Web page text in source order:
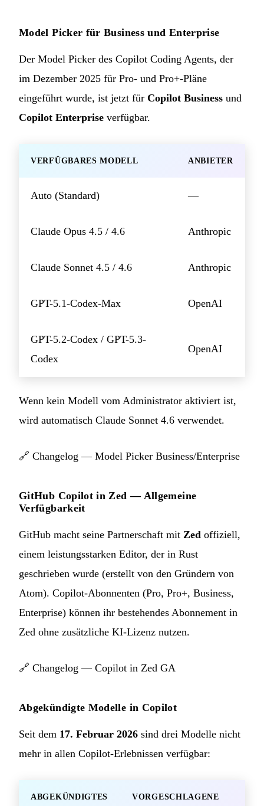
Model Picker für Business und Enterprise
Der Model Picker des Copilot Coding Agents, der
im Dezember 2025 für Pro- und Pro+-Pläne
eingeführt wurde, ist jetzt für Copilot Business und
Copilot Enterprise verfügbar.
VERFÜGBARES MODELL ANBIETER
Auto (Standard) —
Claude Opus 4.5 / 4.6 Anthropic
Claude Sonnet 4.5 / 4.6 Anthropic
GPT-5.1-Codex-Max OpenAI
GPT-5.2-Codex / GPT-5.3-
Codex
OpenAI
Wenn kein Modell vom Administrator aktiviert ist,
wird automatisch Claude Sonnet 4.6 verwendet.
🔗 Changelog — Model Picker Business/Enterprise
GitHub Copilot in Zed — Allgemeine
Verfügbarkeit
GitHub macht seine Partnerschaft mit Zed offiziell,
einem leistungsstarken Editor, der in Rust
geschrieben wurde (erstellt von den Gründern von
Atom). Copilot-Abonnenten (Pro, Pro+, Business,
Enterprise) können ihr bestehendes Abonnement in
Zed ohne zusätzliche KI-Lizenz nutzen.
🔗 Changelog — Copilot in Zed GA
Abgekündigte Modelle in Copilot
Seit dem 17. Februar 2026 sind drei Modelle nicht
mehr in allen Copilot-Erlebnissen verfügbar:
ABGEKÜNDIGTES
VORGESCHLAGENE